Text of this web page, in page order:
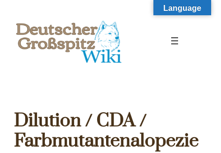
springen
Dilution / CDA /
Farbmutantenalopezie
Language